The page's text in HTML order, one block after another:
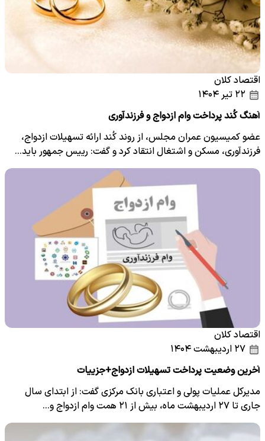
اقتصاد کلان
آهنگ کُند پرداخت وام ازدواج و فرزندآوری
عضو کمیسیون عمران مجلس، از روند کُند ارائه تسهیلات ازدواج،
فرزندآوری، مسکن و اشتغال انتقاد کرد و گفت: رییس جمهور باید…
اقتصاد کلان
آخرین وضعیت پرداخت تسهیلات ازدواج+جزییات
مدیرکل عملیات پولی و اعتباری بانک مرکزی گفت: از ابتدای سال
جاری تا ۲۷ اردیبهشت ماه، بیش از ۲۱ همت وام ازدواج و…